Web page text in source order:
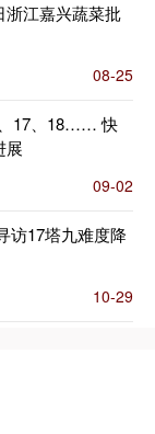
浙江嘉兴蔬菜批
08-25
17、18…… 快
展
09-02
访17塔九难度降
10-29